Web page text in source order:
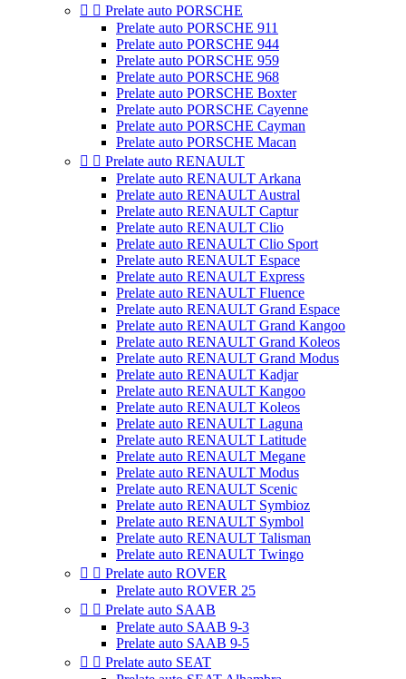
  Prelate auto PORSCHE
Prelate auto PORSCHE 911
Prelate auto PORSCHE 944
Prelate auto PORSCHE 959
Prelate auto PORSCHE 968
Prelate auto PORSCHE Boxter
Prelate auto PORSCHE Cayenne
Prelate auto PORSCHE Cayman
Prelate auto PORSCHE Macan
  Prelate auto RENAULT
Prelate auto RENAULT Arkana
Prelate auto RENAULT Austral
Prelate auto RENAULT Captur
Prelate auto RENAULT Clio
Prelate auto RENAULT Clio Sport
Prelate auto RENAULT Espace
Prelate auto RENAULT Express
Prelate auto RENAULT Fluence
Prelate auto RENAULT Grand Espace
Prelate auto RENAULT Grand Kangoo
Prelate auto RENAULT Grand Koleos
Prelate auto RENAULT Grand Modus
Prelate auto RENAULT Kadjar
Prelate auto RENAULT Kangoo
Prelate auto RENAULT Koleos
Prelate auto RENAULT Laguna
Prelate auto RENAULT Latitude
Prelate auto RENAULT Megane
Prelate auto RENAULT Modus
Prelate auto RENAULT Scenic
Prelate auto RENAULT Symbioz
Prelate auto RENAULT Symbol
Prelate auto RENAULT Talisman
Prelate auto RENAULT Twingo
  Prelate auto ROVER
Prelate auto ROVER 25
  Prelate auto SAAB
Prelate auto SAAB 9-3
Prelate auto SAAB 9-5
  Prelate auto SEAT